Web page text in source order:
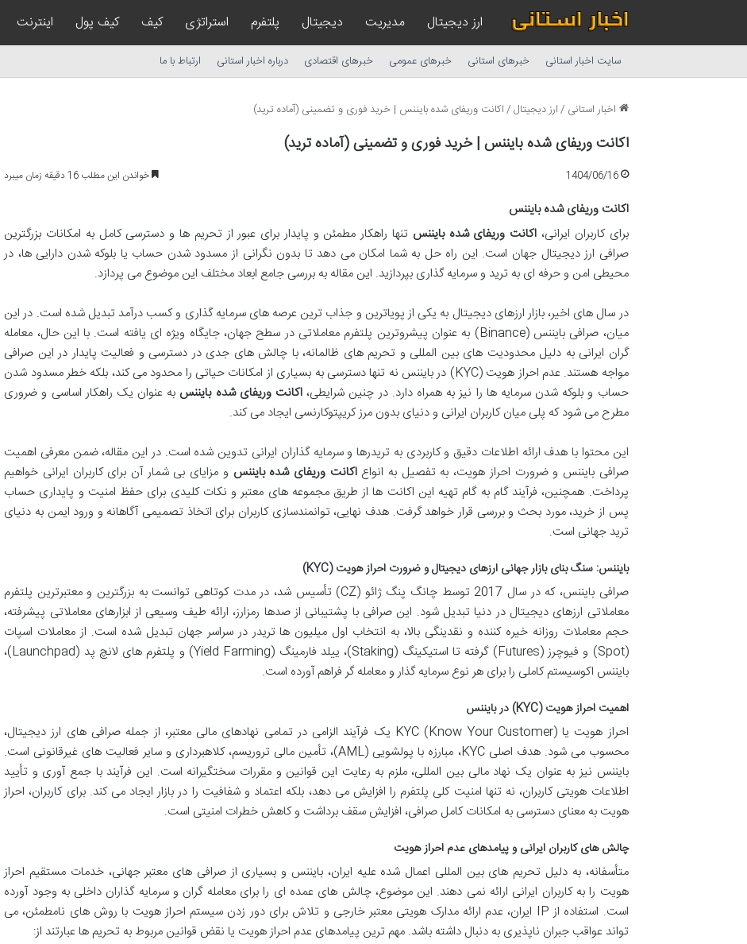
ارز دیجیتال مدیریت دیجیتال پلتفرم استراتژی کیف کیف پول اینترنت
سایت اخبار استانی خبرهای استانی خبرهای عمومی خبرهای اقتصادی درباره اخبار استانی ارتباط با ما
اخبار استانی /ارز دیجیتال/اکانت وریفای شده بایننس | خرید فوری و تضمینی (آماده ترید)
اکانت وریفای شده بایننس | خرید فوری و تضمینی (آماده ترید)
1404/06/16 خواندن این مطلب 16 دقیقه زمان میبرد
اکانت وریفای شده بایننس
برای کاربران ایرانی، اکانت وریفای شده بایننس تنها راهکار مطمئن و پایدار برای عبور از تحریم ها و دسترسی کامل به امکانات بزرگترین
صرافی ارز دیجیتال جهان است. این راه حل به شما امکان می دهد تا بدون نگرانی از مسدود شدن حساب یا بلوکه شدن دارایی ها، در
محیطی امن و حرفه ای به ترید و سرمایه گذاری بپردازید. این مقاله به بررسی جامع ابعاد مختلف این موضوع می پردازد.
در سال های اخیر، بازار ارزهای دیجیتال به یکی از پویاترین و جذاب ترین عرصه های سرمایه گذاری و کسب درآمد تبدیل شده است. در این
میان، صرافی بایننس (Binance) به عنوان پیشروترین پلتفرم معاملاتی در سطح جهان، جایگاه ویژه ای یافته است. با این حال، معامله
گران ایرانی به دلیل محدودیت های بین المللی و تحریم های ظالمانه، با چالش های جدی در دسترسی و فعالیت پایدار در این صرافی
مواجه هستند. عدم احراز هویت (KYC) در بایننس نه تنها دسترسی به بسیاری از امکانات حیاتی را محدود می کند، بلکه خطر مسدود شدن
حساب و بلوکه شدن سرمایه ها را نیز به همراه دارد. در چنین شرایطی، اکانت وریفای شده بایننس به عنوان یک راهکار اساسی و ضروری
مطرح می شود که پلی میان کاربران ایرانی و دنیای بدون مرز کریپتوکارنسی ایجاد می کند.
این محتوا با هدف ارائه اطلاعات دقیق و کاربردی به تریدرها و سرمایه گذاران ایرانی تدوین شده است. در این مقاله، ضمن معرفی اهمیت
صرافی بایننس و ضرورت احراز هویت، به تفصیل به انواعاکانت وریفای شده بایننس و مزایای بی شمار آن برای کاربران ایرانی خواهیم
پرداخت. همچنین، فرآیند گام به گام تهیه این اکانت ها از طریق مجموعه های معتبر و نکات کلیدی برای حفظ امنیت و پایداری حساب
پس از خرید، مورد بحث و بررسی قرار خواهد گرفت. هدف نهایی، توانمندسازی کاربران برای اتخاذ تصمیمی آگاهانه و ورود ایمن به دنیای
ترید جهانی است.
بایننس: سنگ بنای بازار جهانی ارزهای دیجیتال و ضرورت احراز هویت (KYC)
صرافی بایننس، که در سال 2017 توسط چانگ پنگ ژائو (CZ) تأسیس شد، در مدت کوتاهی توانست به بزرگترین و معتبرترین پلتفرم
معاملاتی ارزهای دیجیتال در دنیا تبدیل شود. این صرافی با پشتیبانی از صدها رمزارز، ارائه طیف وسیعی از ابزارهای معاملاتی پیشرفته،
حجم معاملات روزانه خیره کننده و نقدینگی بالا، به انتخاب اول میلیون ها تریدر در سراسر جهان تبدیل شده است. از معاملات اسپات
(Spot) و فیوچرز (Futures) گرفته تا استیکینگ (Staking)، ییلد فارمینگ (Yield Farming) و پلتفرم های لانچ پد (Launchpad)،
بایننس اکوسیستم کاملی را برای هر نوع سرمایه گذار و معامله گر فراهم آورده است.
اهمیت احراز هویت (KYC) در بایننس
احراز هویت یا KYC (Know Your Customer) یک فرآیند الزامی در تمامی نهادهای مالی معتبر، از جمله صرافی های ارز دیجیتال،
محسوب می شود. هدف اصلی KYC، مبارزه با پولشویی (AML)، تأمین مالی تروریسم، کلاهبرداری و سایر فعالیت های غیرقانونی است.
بایننس نیز به عنوان یک نهاد مالی بین المللی، ملزم به رعایت این قوانین و مقررات سختگیرانه است. این فرآیند با جمع آوری و تأیید
اطلاعات هویتی کاربران، نه تنها امنیت کلی پلتفرم را افزایش می دهد، بلکه اعتماد و شفافیت را در بازار ایجاد می کند. برای کاربران، احراز
هویت به معنای دسترسی به امکانات کامل صرافی، افزایش سقف برداشت و کاهش خطرات امنیتی است.
چالش های کاربران ایرانی و پیامدهای عدم احراز هویت
متأسفانه، به دلیل تحریم های بین المللی اعمال شده علیه ایران، بایننس و بسیاری از صرافی های معتبر جهانی، خدمات مستقیم احراز
هویت را به کاربران ایرانی ارائه نمی دهند. این موضوع، چالش های عمده ای را برای معامله گران و سرمایه گذاران داخلی به وجود آورده
است. استفاده از IP ایران، عدم ارائه مدارک هویتی معتبر خارجی و تلاش برای دور زدن سیستم احراز هویت با روش های نامطمئن، می
تواند عواقب جبران ناپذیری به دنبال داشته باشد. مهم ترین پیامدهای عدم احراز هویت یا نقض قوانین مربوط به تحریم ها عبارتند از: